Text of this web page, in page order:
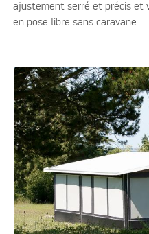
ajustement serré et précis et
en pose libre sans caravane.